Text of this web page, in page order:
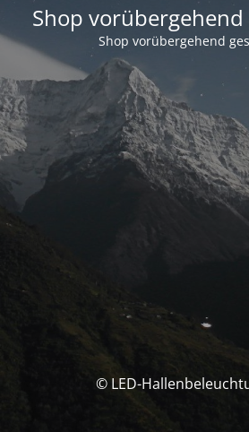
Shop vorübergehend
Shop vorübergehend
© LED-